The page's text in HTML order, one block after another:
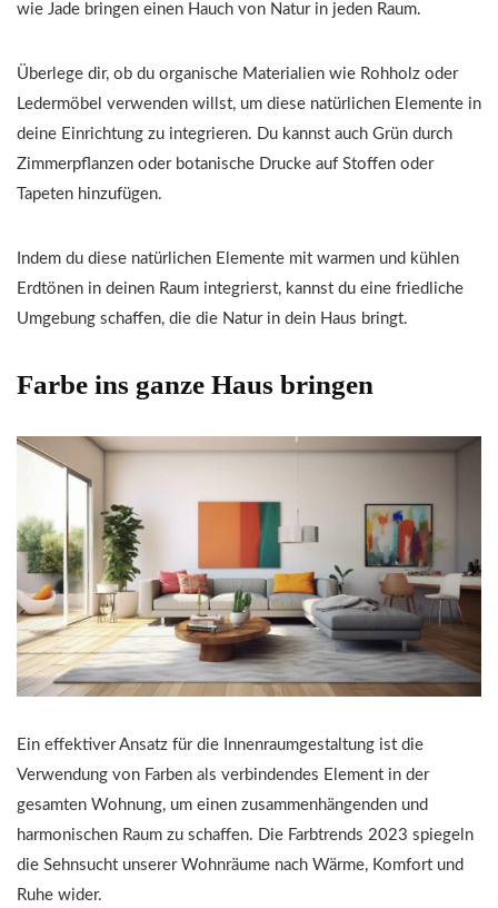
wie Jade bringen einen Hauch von Natur in jeden Raum.
Überlege dir, ob du organische Materialien wie Rohholz oder
Ledermöbel verwenden willst, um diese natürlichen Elemente in
deine Einrichtung zu integrieren. Du kannst auch Grün durch
Zimmerpflanzen oder botanische Drucke auf Stoffen oder
Tapeten hinzufügen.
Indem du diese natürlichen Elemente mit warmen und kühlen
Erdtönen in deinen Raum integrierst, kannst du eine friedliche
Umgebung schaffen, die die Natur in dein Haus bringt.
Farbe ins ganze Haus bringen
Ein effektiver Ansatz für die Innenraumgestaltung ist die
Verwendung von Farben als verbindendes Element in der
gesamten Wohnung, um einen zusammenhängenden und
harmonischen Raum zu schaffen. Die Farbtrends 2023 spiegeln
die Sehnsucht unserer Wohnräume nach Wärme, Komfort und
Ruhe wider.